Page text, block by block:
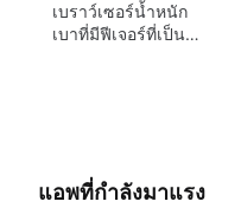
เบราว์เซอร์น้ำหนัก
เบาที่มีฟีเจอร์ที่เป็น
แอพที่กำลังมาแรง